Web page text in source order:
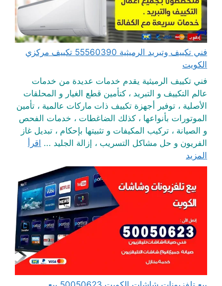
فني تكييف وتبريد الرميثية 55560390 تكييف مركزي
الكويت
فني تكييف الرميثية يقدم خدمات عديدة من خدمات
عالم التكييف و التبريد ، كتأمين قطع الغيار و المحلقات
الأصلية ، توفير أجهزة تكييف ذات ماركات عالمية ، تأمين
الموتورات بأنواعها ، كذلك الضاغطات ، خدمات الفحص
و الصيانة ، تركيب المكيفات و تثبيتها بإحكام ، تبديل غاز
الفريون و حل مشاكل التسريب ، إزالة الجليد ... اقرأ
المزيد